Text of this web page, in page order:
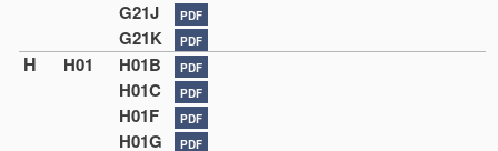
G21J PDF
G21K PDF
H H01 H01B PDF
H01C PDF
H01F PDF
H01G PDF